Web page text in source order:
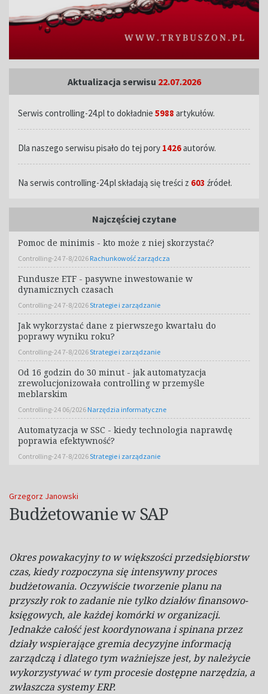
Grzegorz Janowski
Budżetowanie w SAP
Okres powakacyjny to w większości przedsiębiorstw
czas, kiedy rozpoczyna się intensywny proces
budżetowania. Oczywiście tworzenie planu na
przyszły rok to zadanie nie tylko działów finansowo-
księgowych, ale każdej komórki w organizacji.
Jednakże całość jest koordynowana i spinana przez
działy wspierające gremia decyzyjne informacją
zarządczą i dlatego tym ważniejsze jest, by należycie
wykorzystywać w tym procesie dostępne narzędzia, a
zwłaszcza systemy ERP.
Aktualizacja serwisu 22.07.2026
Serwis controlling-24.pl to dokładnie 5988 artykułów.
Dla naszego serwisu pisało do tej pory 1426autorów.
Na serwis controlling-24.pl składają się treści z 603 źródeł.
Najczęściej czytane
Pomoc de minimis - kto może z niej skorzystać?
Controlling-24 7-8/2026 Rachunkowość zarządcza
Fundusze ETF - pasywne inwestowanie w
dynamicznych czasach
Controlling-24 7-8/2026Strategie i zarządzanie
Jak wykorzystać dane z pierwszego kwartału do
poprawy wyniku roku?
Controlling-24 7-8/2026Strategie i zarządzanie
Od 16 godzin do 30 minut - jak automatyzacja
zrewolucjonizowała controlling w przemyśle
meblarskim
Controlling-24 06/2026 Narzędzia informatyczne
Automatyzacja w SSC - kiedy technologia naprawdę
poprawia efektywność?
Controlling-24 7-8/2026Strategie i zarządzanie